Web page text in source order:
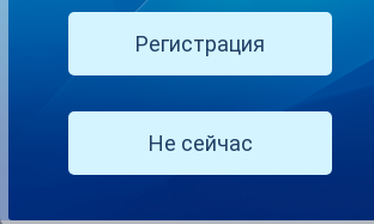
Вы пишите на форуме, который ориентирован
тем, с кем работаете. Каким образом, мы
проблеме?
Регистрация
Не сейчас